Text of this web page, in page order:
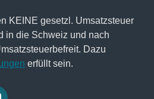
KEINE gesetzl. Umsatzsteuer
in die Schweiz und nach
Dazu
erfüllt sein.